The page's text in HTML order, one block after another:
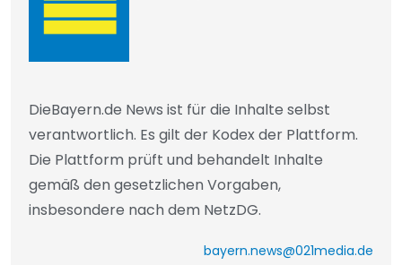
DieBayern.de News ist für die Inhalte selbst
verantwortlich. Es gilt der Kodex der Plattform.
Die Plattform prüft und behandelt Inhalte
gemäß den gesetzlichen Vorgaben,
insbesondere nach dem NetzDG.
bayern.news@021media.de